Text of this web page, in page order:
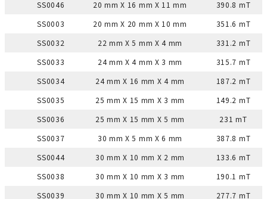
SS0046
20 mm X 16 mm X 11 mm
390.8 mT
SS0003
20 mm X 20 mm X 10 mm
351.6 mT
SS0032
22 mm X 5 mm X 4 mm
331.2 mT
SS0033
24 mm X 4 mm X 3 mm
315.7 mT
SS0034
24 mm X 16 mm X 4 mm
187.2 mT
SS0035
25 mm X 15 mm X 3 mm
149.2 mT
SS0036
25 mm X 15 mm X 5 mm
231 mT
SS0037
30 mm X 5 mm X 6 mm
387.8 mT
SS0044
30 mm X 10 mm X 2 mm
133.6 mT
SS0038
30 mm X 10 mm X 3 mm
190.1 mT
SS0039
30 mm X 10 mm X 5 mm
277.7 mT